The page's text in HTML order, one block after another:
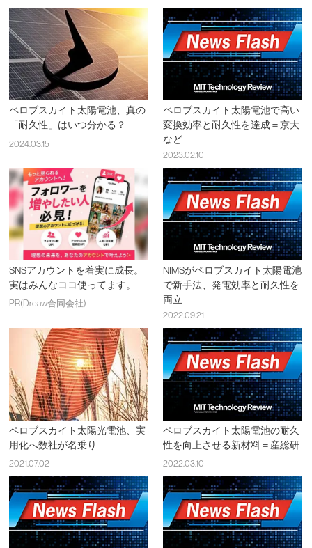
ペロブスカイト太陽電池、真の
「耐久性」はいつ分かる？
2024.03.15
ペロブスカイト太陽電池で高い
変換効率と耐久性を達成＝京大
など
2023.02.10
SNSアカウントを着実に成長。
実はみんなココ使ってます。
PR(Dreaw合同会社)
NIMSがペロブスカイト太陽電池
で新手法、発電効率と耐久性を
両立
2022.09.21
ペロブスカイト太陽光電池、実
用化へ数社が名乗り
2021.07.02
ペロブスカイト太陽電池の耐久
性を向上させる新材料＝産総研
2022.03.10